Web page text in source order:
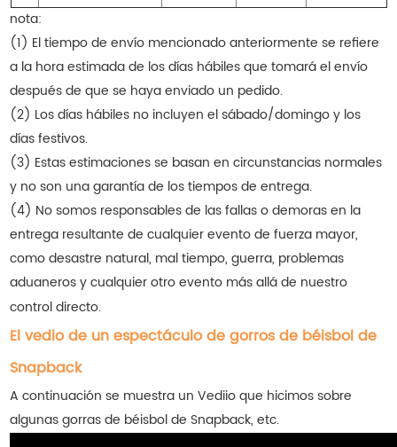
nota:
(1) El tiempo de envío mencionado anteriormente se refiere
a la hora estimada de los días hábiles que tomará el envío
después de que se haya enviado un pedido.
(2) Los días hábiles no incluyen el sábado/domingo y los
días festivos.
(3) Estas estimaciones se basan en circunstancias normales
y no son una garantía de los tiempos de entrega.
(4) No somos responsables de las fallas o demoras en la
entrega resultante de cualquier evento de fuerza mayor,
como desastre natural, mal tiempo, guerra, problemas
aduaneros y cualquier otro evento más allá de nuestro
control directo.
El vedio de un espectáculo de gorros de béisbol de
Snapback
A continuación se muestra un Vediio que hicimos sobre
algunas gorras de béisbol de Snapback, etc.